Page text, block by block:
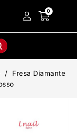
Fresa Diamante